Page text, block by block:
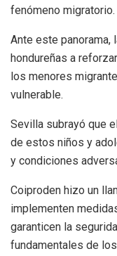
fenómeno migratorio.
Ante este panorama,
hondureñas a
los menores
vulnerable.
Sevilla subrayó que
de estos niños y
y condiciones
Coiproden hizo un
implementen
garanticen la
fundamentales de